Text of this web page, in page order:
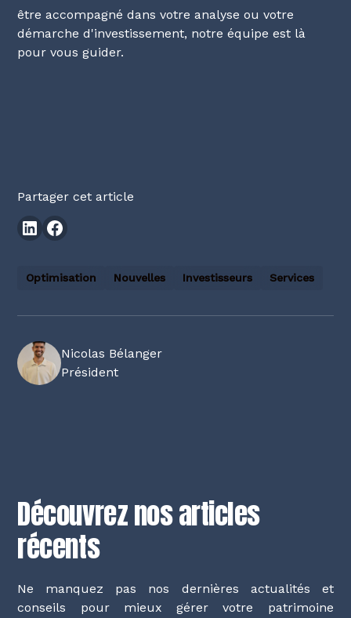
être accompagné dans votre analyse ou votre
démarche d'investissement, notre équipe est là
pour vous guider.
Partager cet article
Optimisation Nouvelles Investisseurs Services
Nicolas Bélanger
Président
Découvrez nos articles
récents
Ne manquez pas nos dernières actualités et
conseils pour mieux gérer votre patrimoine